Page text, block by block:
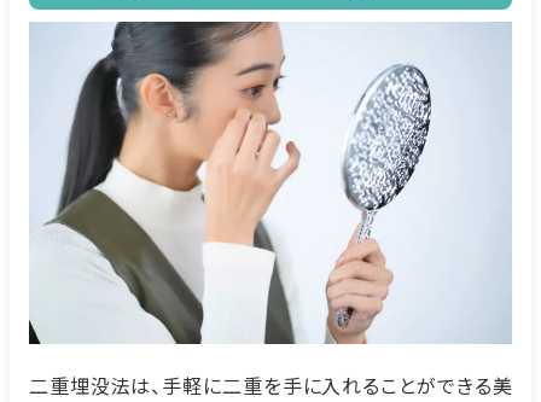
二重埋没法は、手軽に二重を手に入れることができる美